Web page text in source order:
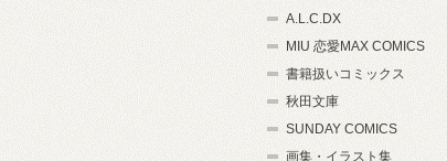
A.L.C.DX
MIU 恋愛MAX COMICS
書籍扱いコミックス
秋田文庫
SUNDAY COMICS
画集・イラスト集